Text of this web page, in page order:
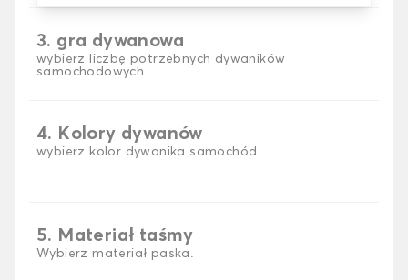
3. gra dywanowa
wybierz liczbę potrzebnych dywaników
samochodowych
4. Kolory dywanów
wybierz kolor dywanika samochód.
5. Materiał taśmy
Wybierz materiał paska.